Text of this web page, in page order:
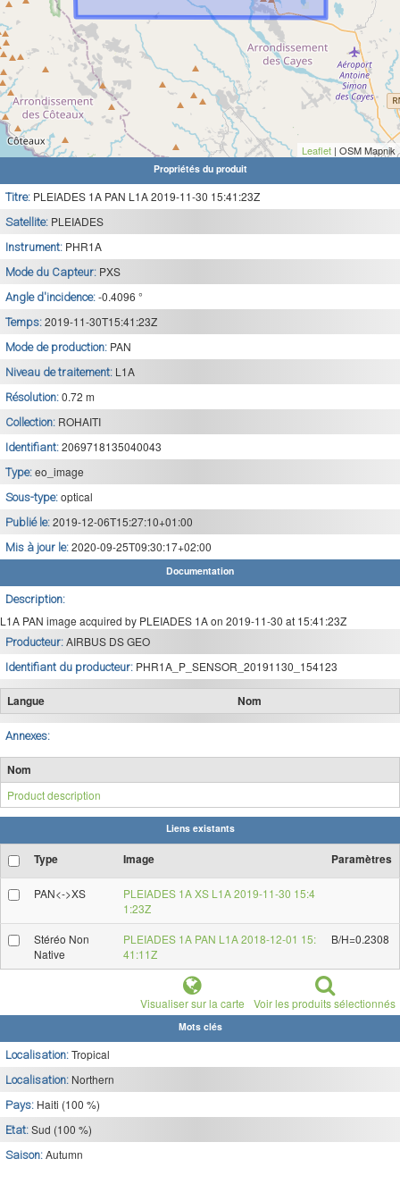
Leaflet | OSM Mapnik
Propriétés du produit
Titre: PLEIADES 1A PAN L1A 2019-11-30 15:41:23Z
Satellite: PLEIADES
Instrument: PHR1A
Mode du Capteur: PXS
Angle d'incidence: -0.4096 °
Temps: 2019-11-30T15:41:23Z
Mode de production: PAN
Niveau de traitement: L1A
Résolution: 0.72 m
Collection: ROHAITI
Identifiant: 2069718135040043
Type: eo_image
Sous-type: optical
Publié le: 2019-12-06T15:27:10+01:00
Mis à jour le: 2020-09-25T09:30:17+02:00
Documentation
Description:
L1A PAN image acquired by PLEIADES 1A on 2019-11-30 at 15:41:23Z
Producteur: AIRBUS DS GEO
Identifiant du producteur: PHR1A_P_SENSOR_20191130_154123
Langue Nom
Annexes:
Nom
Product description
Liens existants
Type Image Paramètres
PAN<->XS
PLEIADES 1A XS L1A 2019-11-30 15:4
1:23Z
Stéréo Non
Native
PLEIADES 1A PAN L1A 2018-12-01 15:
41:11Z
B/H=0.2308
Visualiser sur la carte Voir les produits sélectionnés
Mots clés
Localisation: Tropical
Localisation: Northern
Pays: Haiti (100 %)
Etat: Sud (100 %)
Saison: Autumn